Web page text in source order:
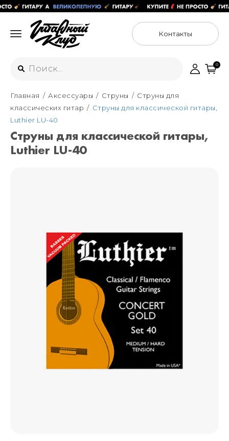
Контакты
Интернет-магазин
+7 (925) 125-54-44
Москва
+7 (925) 176-55-65
ул. Большая Новодмитровская 36с15,
Санкт-Петербург
0
Главная Аксессуары Струны
Струны для
классических гитар
Струны для классической гитары,
Luthier LU-40
Струны для классической гитары,
Luthier LU-40